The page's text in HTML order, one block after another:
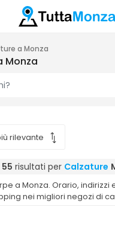
a Monza
Monza
55 risultati per Calzature
a Monza. Orario, indirizzi
nei migliori negozi di